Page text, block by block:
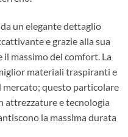
un elegante dettaglio
e grazie alla sua
massimo del comfort. La
materiali traspiranti e
mercato; questo particolare
attrezzature e tecnologia
la massima durata